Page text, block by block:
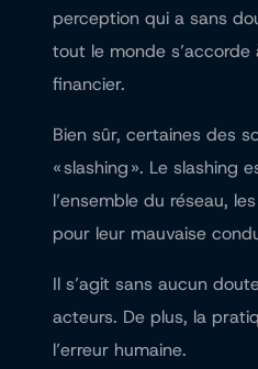
perception qui a sans
tout le monde
financier.
Bien sûr, certaines des
« slashing ». Le
l’ensemble du réseau,
pour leur mauvaise
Il s’agit sans aucun
acteurs. De plus, la
l’erreur humaine.